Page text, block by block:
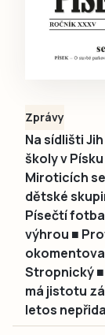
Zprávy
Na sídlišti
školy v
Miroticích
dětské
Písečtí
výhrou ■
Stropnický
má jistotu
letos